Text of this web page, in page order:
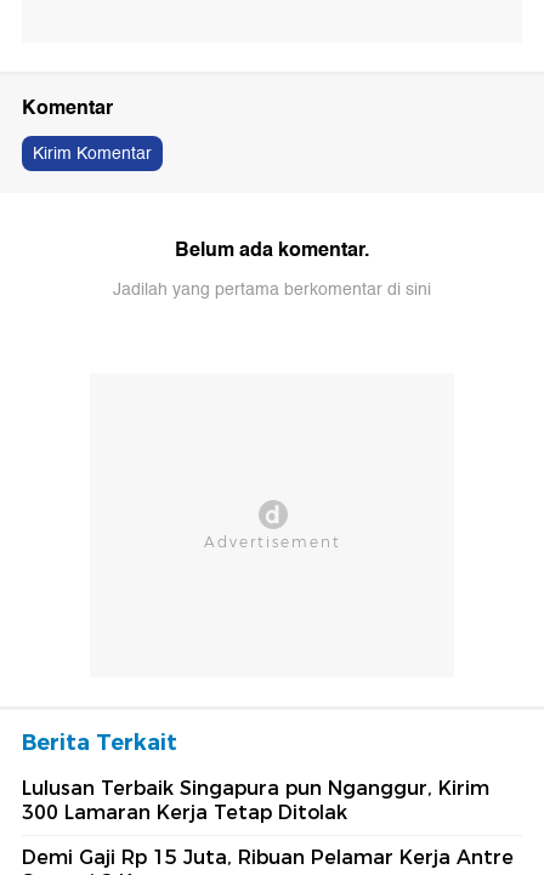
Komentar
Kirim Komentar
Belum ada komentar.
Jadilah yang pertama berkomentar di sini
Berita Terkait
Lulusan Terbaik Singapura pun Nganggur, Kirim
300 Lamaran Kerja Tetap Ditolak
Demi Gaji Rp 15 Juta, Ribuan Pelamar Kerja Antre